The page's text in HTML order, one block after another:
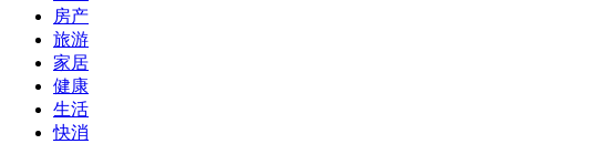
房产
旅游
家居
健康
生活
快消